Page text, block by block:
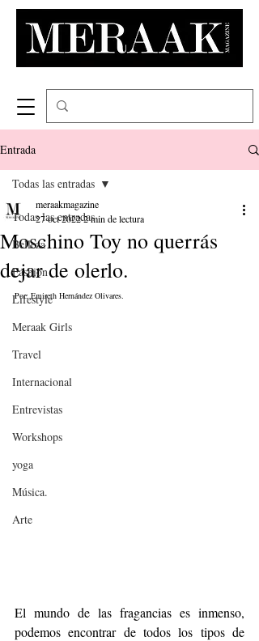
Entrada
Todas las entradas
Belleza
Fashion
Lifestyle
Meraak Girls
Travel
Internacional
Entrevistas
Workshops
yoga
Música.
Arte
Todas las entradas
Moschino Toy no querrás
dejar de olerlo.
meraakmagazine
27 oct 20222 min de lectura
Por: Emireth Hernández Olivares.
El mundo de las fragancias es inmenso,
podemos encontrar de todos los tipos de